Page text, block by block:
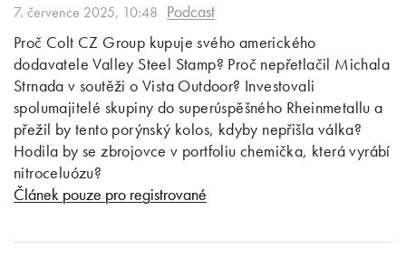
7. července 2025, 10:48 Podcast
Proč Colt CZ Group kupuje svého amerického
dodavatele Valley Steel Stamp? Proč nepřetlačil Michala
Strnada v soutěži o Vista Outdoor? Investovali
spolumajitelé skupiny do superúspěšného Rheinmetallu a
přežil by tento porýnský kolos, kdyby nepřišla válka?
Hodila by se zbrojovce v portfoliu chemička, která vyrábí
nitroceluózu?
Článek pouze pro registrované